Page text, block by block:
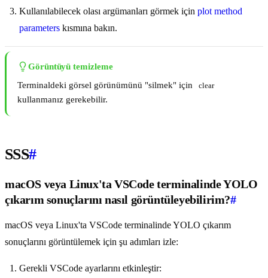
Kullanılabilecek olası argümanları görmek için plot method
parameters kısmına bakın.
Görüntüyü temizleme
Terminaldeki görsel görünümünü "silmek" için
clear
kullanmanız gerekebilir.
SSS#
macOS veya Linux'ta VSCode terminalinde YOLO
çıkarım sonuçlarını nasıl görüntüleyebilirim?#
macOS veya Linux'ta VSCode terminalinde YOLO çıkarım
sonuçlarını görüntülemek için şu adımları izle:
Gerekli VSCode ayarlarını etkinleştir: